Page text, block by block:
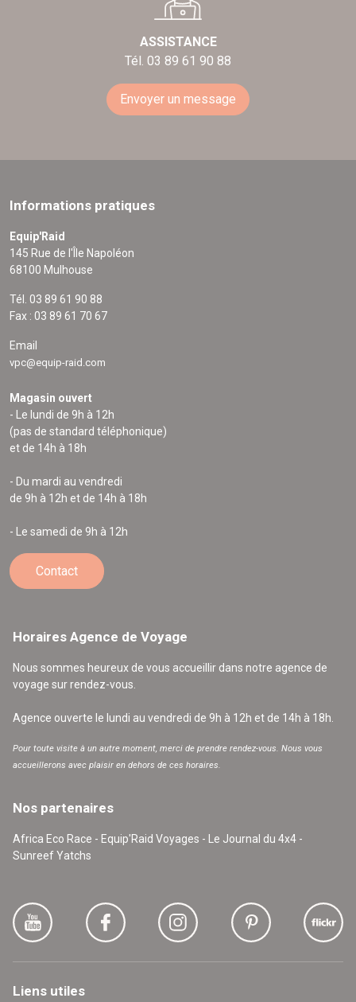
ASSISTANCE
Tél. 03 89 61 90 88
Envoyer un message
Informations pratiques
Equip'Raid
145 Rue de l'Île Napoléon
68100 Mulhouse
Tél. 03 89 61 90 88
Fax : 03 89 61 70 67
Email
vpc@equip-raid.com
Magasin ouvert
- Le lundi de 9h à 12h
(pas de standard téléphonique)
et de 14h à 18h
- Du mardi au vendredi
de 9h à 12h et de 14h à 18h
- Le samedi de 9h à 12h
Contact
Horaires Agence de Voyage
Nous sommes heureux de vous accueillir dans notre agence de
voyage sur rendez-vous.
Agence ouverte le lundi au vendredi de 9h à 12h et de 14h à 18h.
Pour toute visite à un autre moment, merci de prendre rendez-vous. Nous vous
accueillerons avec plaisir en dehors de ces horaires.
Nos partenaires
Africa Eco Race - Equip'Raid Voyages - Le Journal du 4x4 -
Sunreef Yatchs
Liens utiles